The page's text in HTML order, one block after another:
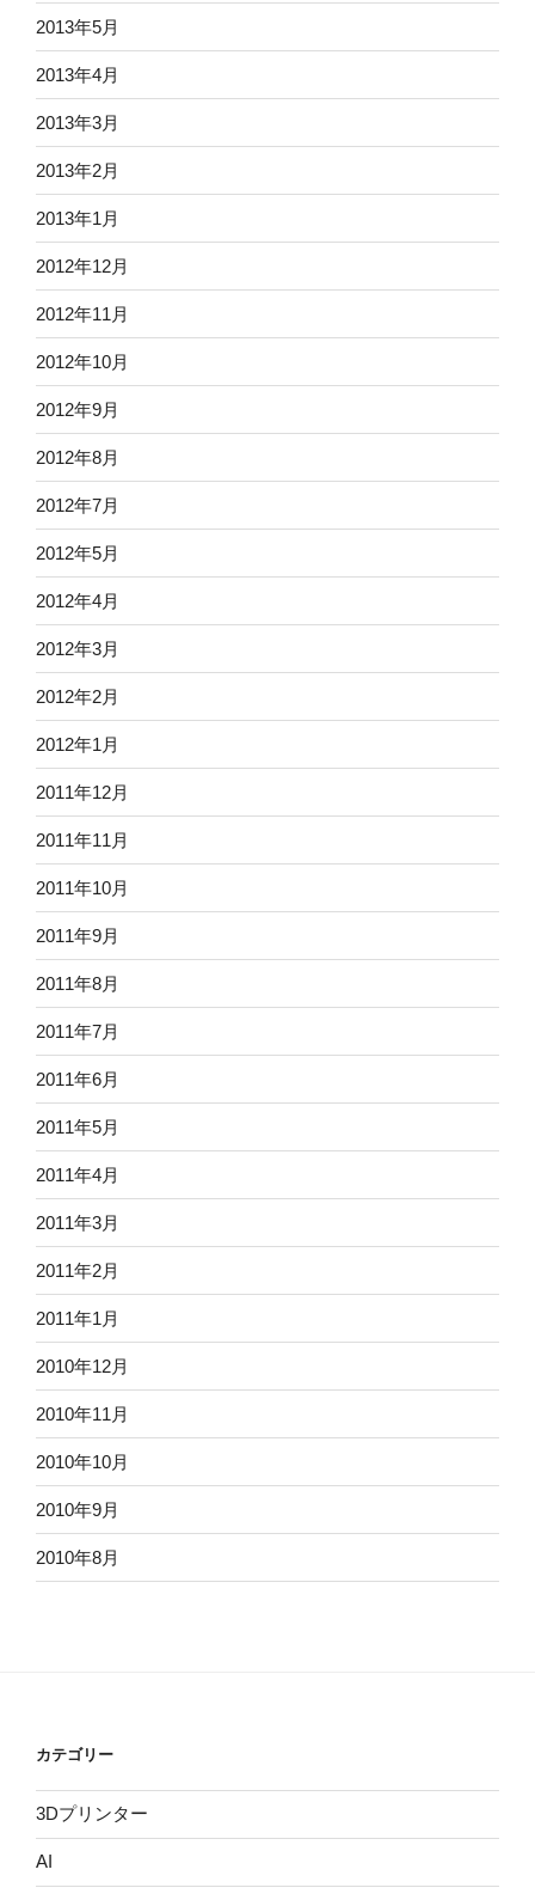
2013年5月
2013年4月
2013年3月
2013年2月
2013年1月
2012年12月
2012年11月
2012年10月
2012年9月
2012年8月
2012年7月
2012年5月
2012年4月
2012年3月
2012年2月
2012年1月
2011年12月
2011年11月
2011年10月
2011年9月
2011年8月
2011年7月
2011年6月
2011年5月
2011年4月
2011年3月
2011年2月
2011年1月
2010年12月
2010年11月
2010年10月
2010年9月
2010年8月
カテゴリー
3Dプリンター
AI